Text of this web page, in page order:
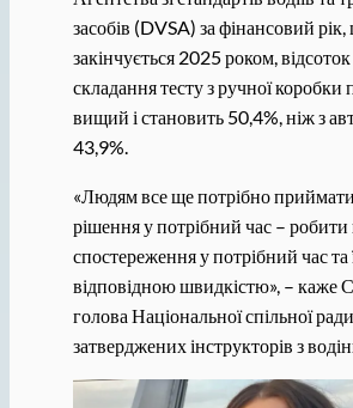
засобів (DVSA) за фінансовий
закінчується 2025 роком,
складання тесту з ручної коробки
вищий і становить 50,4%, ніж з
43,9%.
«Людям все ще потрібно
рішення у потрібний час – робити
спостереження у потрібний час та
відповідною швидкістю», – каже
голова Національної спільної ради
затверджених інструкторів з